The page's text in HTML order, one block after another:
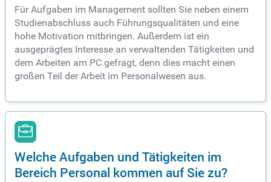
Für Aufgaben im Management sollten Sie neben einem
Studienabschluss auch Führungsqualitäten und eine
hohe Motivation mitbringen. Außerdem ist ein
ausgeprägtes Interesse an verwaltenden Tätigkeiten und
dem Arbeiten am PC gefragt, denn dies macht einen
großen Teil der Arbeit im Personalwesen aus.
Welche Aufgaben und Tätigkeiten im
Bereich Personal kommen auf Sie zu?